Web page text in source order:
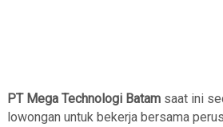
PT Mega Technologi Batam saat ini
lowongan untuk bekerja bersama